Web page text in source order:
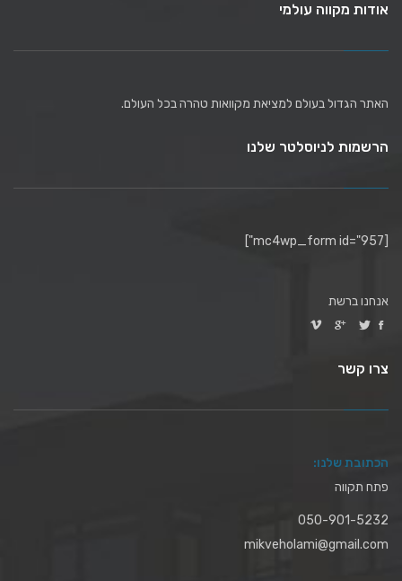
אודות מקווה עולמי
האתר הגדול בעולם למציאת מקוואות טהרה בכל העולם.
הרשמות לניוסלטר שלנו
[mc4wp_form id="957"]
אנחנו ברשת
צרו קשר
הכתובת שלנו:
פתח תקווה
050-901-5232
mikveholami@gmail.com